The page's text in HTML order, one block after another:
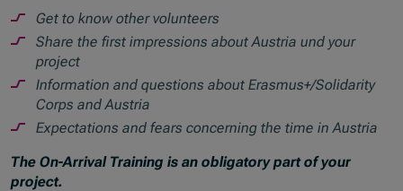
Get to know other volunteers
Share the first impressions about Austria und your
project
Information and questions about Erasmus+/Solidarity
Corps and Austria
Expectations and fears concerning the time in Austria
The On-Arrival Training is an obligatory part of your
project.